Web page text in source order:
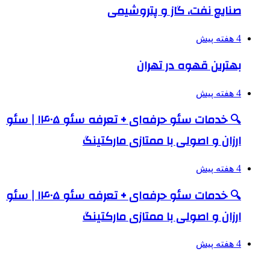
صنایع نفت، گاز و پتروشیمی
4 هفته پیش
بهترین قهوه در تهران
4 هفته پیش
🔍 خدمات سئو حرفه‌ای + تعرفه سئو ۱۴۰۵ | سئو
ارزان و اصولی با ممتازی مارکتینگ
4 هفته پیش
🔍 خدمات سئو حرفه‌ای + تعرفه سئو ۱۴۰۵ | سئو
ارزان و اصولی با ممتازی مارکتینگ
4 هفته پیش